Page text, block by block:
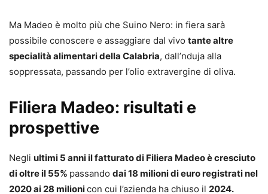
Ma Madeo è molto più che Suino Nero: in fiera sarà
possibile conoscere e assaggiare dal vivo tante altre
specialità alimentari della Calabria, dall’nduja alla
soppressata, passando per l’olio extravergine di oliva.
Filiera Madeo: risultati e
prospettive
Negli ultimi 5 anni il fatturato di Filiera Madeo è cresciuto
di oltre il 55% passando dai 18 milioni di euro registrati nel
2020 ai 28 milionicon cui l’azienda ha chiuso il 2024.